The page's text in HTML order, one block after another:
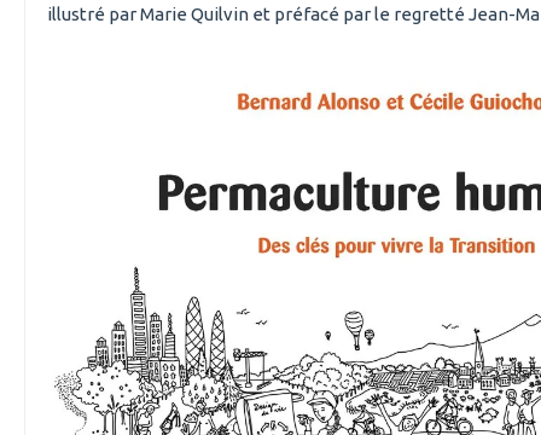
illustré par Marie Quilvin et préfacé par le regretté Jean-